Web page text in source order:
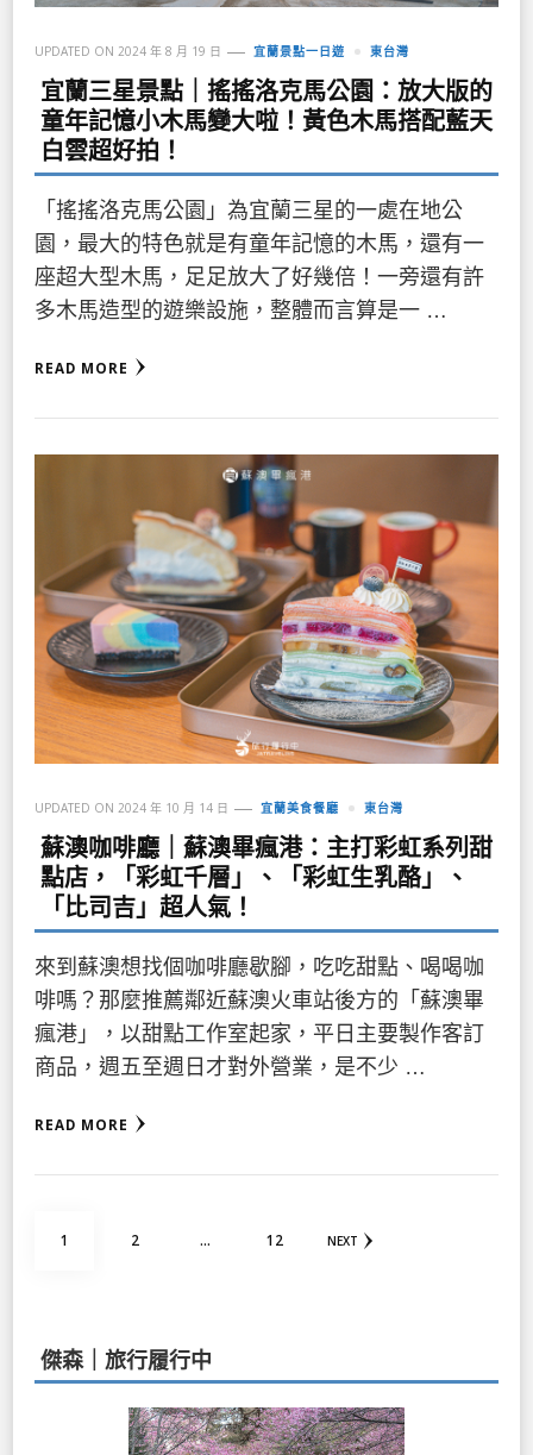
UPDATED ON 2024 年 8 月 19 日 宜蘭景點一日遊 東台灣
宜蘭三星景點｜搖搖洛克馬公園：放大版的
童年記憶小木馬變大啦！黃色木馬搭配藍天
白雲超好拍！
「搖搖洛克馬公園」為宜蘭三星的一處在地公
園，最大的特色就是有童年記憶的木馬，還有一
座超大型木馬，足足放大了好幾倍！一旁還有許
多木馬造型的遊樂設施，整體而言算是一 …
READ MORE
UPDATED ON 2024 年 10 月 14 日 宜蘭美食餐廳 東台灣
蘇澳咖啡廳｜蘇澳畢瘋港：主打彩虹系列甜
點店，「彩虹千層」、「彩虹生乳酪」、
「比司吉」超人氣！
來到蘇澳想找個咖啡廳歇腳，吃吃甜點、喝喝咖
啡嗎？那麼推薦鄰近蘇澳火車站後方的「蘇澳畢
瘋港」，以甜點工作室起家，平日主要製作客訂
商品，週五至週日才對外營業，是不少 …
READ MORE
PAGE
1 PAGE
2 ... PAGE
12 NEXT
傑森｜旅行履行中